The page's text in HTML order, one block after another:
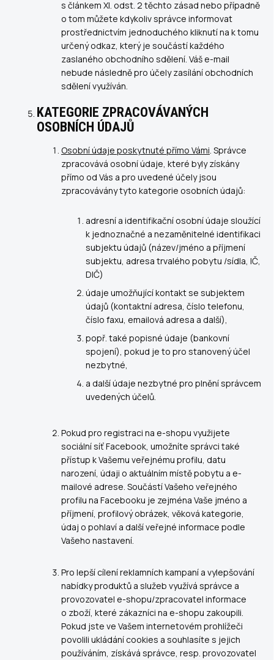
s článkem XI. odst. 2 těchto zásad nebo případně
o tom můžete kdykoliv správce informovat
prostřednictvím jednoduchého kliknutí na k tomu
určený odkaz, který je součástí každého
zaslaného obchodního sdělení. Váš e-mail
nebude následně pro účely zasílání obchodních
sdělení využíván.
KATEGORIE ZPRACOVÁVANÝCH
OSOBNÍCH ÚDAJŮ
Osobní údaje poskytnuté přímo Vámi. Správce
zpracovává osobní údaje, které byly získány
přímo od Vás a pro uvedené účely jsou
zpracovávány tyto kategorie osobních údajů:
adresní a identifikační osobní údaje sloužící
k jednoznačné a nezaměnitelné identifikaci
subjektu údajů (název/jméno a příjmení
subjektu, adresa trvalého pobytu /sídla, IČ,
DIČ)
údaje umožňující kontakt se subjektem
údajů (kontaktní adresa, číslo telefonu,
číslo faxu, emailová adresa a další),
popř. také popisné údaje (bankovní
spojení), pokud je to pro stanovený účel
nezbytné,
a další údaje nezbytné pro plnění správcem
uvedených účelů.
Pokud pro registraci na e-shopu využijete
sociální síť Facebook, umožníte správci také
přístup k Vašemu veřejnému profilu, datu
narození, údaji o aktuálním místě pobytu a e-
mailové adrese. Součástí Vašeho veřejného
profilu na Facebooku je zejména Vaše jméno a
příjmení, profilový obrázek, věková kategorie,
údaj o pohlaví a další veřejné informace podle
Vašeho nastavení.
Pro lepší cílení reklamních kampaní a vylepšování
nabídky produktů a služeb využívá správce a
provozovatel e-shopu/zpracovatel informace
o zboží, které zákazníci na e-shopu zakoupili.
Pokud jste ve Vašem internetovém prohlížeči
povolili ukládání cookies a souhlasíte s jejich
používáním, získává správce, resp. provozovatel